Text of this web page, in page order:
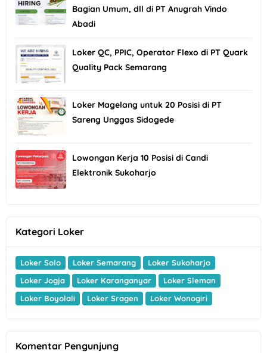
Bagian Umum, dll di PT Anugrah Vindo
Abadi
Loker QC, PPIC, Operator Flexo di PT Quark
Quality Pack Semarang
Loker Magelang untuk 20 Posisi di PT
Sareng Unggas Sidogede
Lowongan Kerja 10 Posisi di Candi
Elektronik Sukoharjo
Kategori Loker
Loker Solo Loker Semarang
Loker Sukoharjo
Loker Jogja
Loker Karanganyar
Loker Sleman
Loker Boyolali
Loker Sragen Loker Wonogiri
Komentar Pengunjung